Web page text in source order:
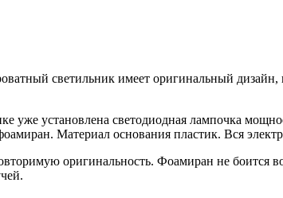
светильник имеет оригинальный дизайн,
уже установлена светодиодная лампочка
Материал основания пластик. Вся
оригинальность. Фоамиран не боится